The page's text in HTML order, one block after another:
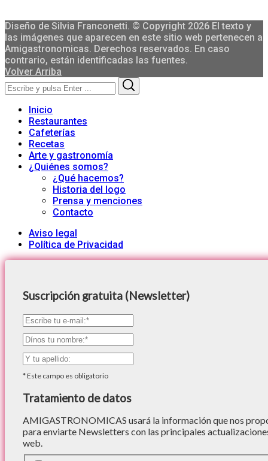
Diseño de Silvia Franconetti. © Copyright 2026 El texto y
las imágenes que aparecen en este sitio web pertenecen a
Amigastronomicas. Derechos reservados. En caso
contrario, están identificadas las fuentes.
Volver Arriba
Search
for:
Inicio
Restaurantes
Cafeterías
Recetas
Arte y gastronomía
¿Quiénes somos?
¿Qué hacemos?
Historia del logo
Prensa y menciones
Contacto
Aviso legal
Política de Privacidad
Suscripción gratuita (Newsletter)
*Este campo es obligatorio
Tratamiento de datos
AMIGASTRONOMICAS usará la información que nos
para enviarte Newsletters con las principales
web.